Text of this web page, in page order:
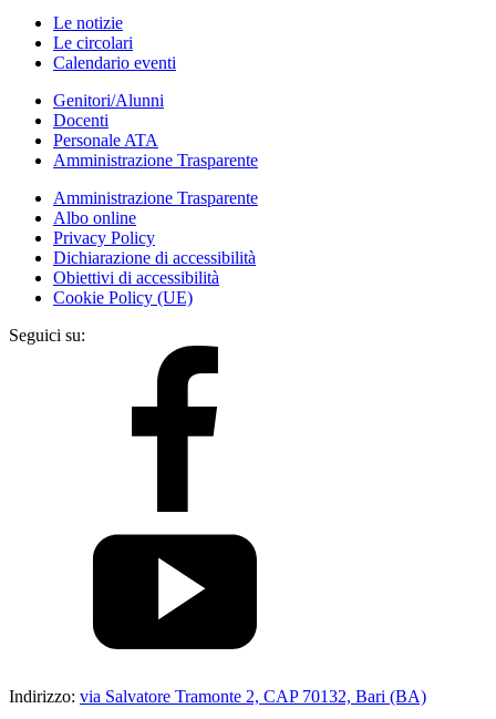
Le notizie
Le circolari
Calendario eventi
Genitori/Alunni
Docenti
Personale ATA
Amministrazione Trasparente
Amministrazione Trasparente
Albo online
Privacy Policy
Dichiarazione di accessibilità
Obiettivi di accessibilità
Cookie Policy (UE)
Seguici su:
Indirizzo: via Salvatore Tramonte 2, CAP 70132, Bari (BA)